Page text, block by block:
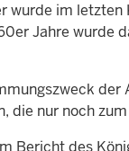
wurde im letzten
Jahre wurde
der
die nur noch
Bericht des